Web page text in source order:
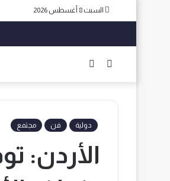
السبت 8 أغسطس 2026
بحث
عن المظلم
دولية فن مجتمع
الأردن: